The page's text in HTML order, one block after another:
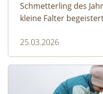
Schmetterling des
kleine Falter
Zusammenspiel mit
25.03.2026
Gumpoldskirchen: Ein